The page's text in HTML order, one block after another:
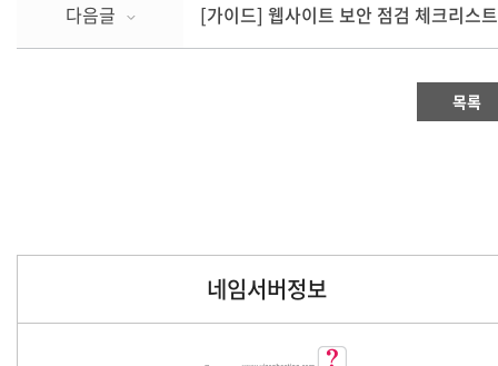
다음글 [가이드] 웹사이트 보안 점검 체크리스트
목록
네임서버정보